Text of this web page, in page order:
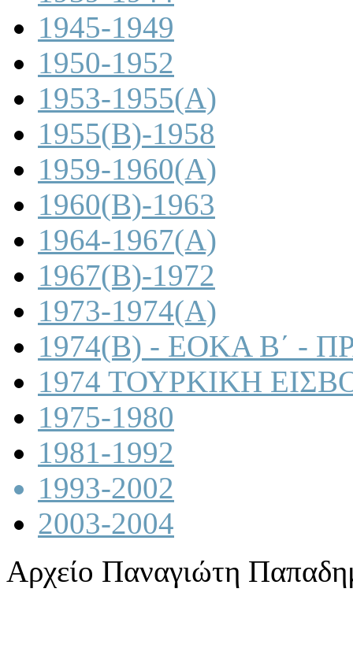
1945-1949
1950-1952
1953-1955(A)
1955(B)-1958
1959-1960(A)
1960(B)-1963
1964-1967(A)
1967(B)-1972
1973-1974(A)
1974(B) - ΕΟΚΑ Β΄ -
1974 ΤΟΥΡΚΙΚΗ
1975-1980
1981-1992
1993-2002
2003-2004
Αρχείο Παναγιώτη